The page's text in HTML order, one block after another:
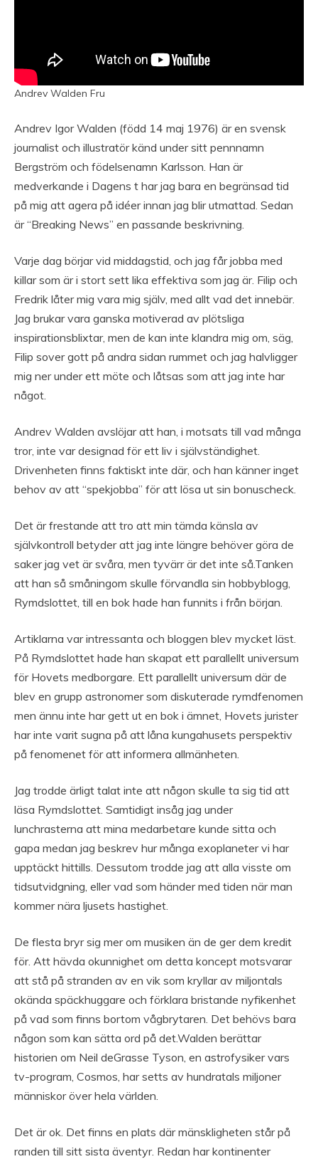
Andrev Walden Fru
Andrev Igor Walden (född 14 maj 1976) är en svensk
journalist och illustratör känd under sitt pennnamn
Bergström och födelsenamn Karlsson. Han är
medverkande i Dagens t har jag bara en begränsad tid
på mig att agera på idéer innan jag blir utmattad. Sedan
är “Breaking News” en passande beskrivning.
Varje dag börjar vid middagstid, och jag får jobba med
killar som är i stort sett lika effektiva som jag är. Filip och
Fredrik låter mig vara mig själv, med allt vad det innebär.
Jag brukar vara ganska motiverad av plötsliga
inspirationsblixtar, men de kan inte klandra mig om, säg,
Filip sover gott på andra sidan rummet och jag halvligger
mig ner under ett möte och låtsas som att jag inte har
något.
Andrev Walden avslöjar att han, i motsats till vad många
tror, inte var designad för ett liv i självständighet.
Drivenheten finns faktiskt inte där, och han känner inget
behov av att “spekjobba” för att lösa ut sin bonuscheck.
Det är frestande att tro att min tämda känsla av
självkontroll betyder att jag inte längre behöver göra de
saker jag vet är svåra, men tyvärr är det inte så.Tanken
att han så småningom skulle förvandla sin hobbyblogg,
Rymdslottet, till en bok hade han funnits i från början.
Artiklarna var intressanta och bloggen blev mycket läst.
På Rymdslottet hade han skapat ett parallellt universum
för Hovets medborgare. Ett parallellt universum där de
blev en grupp astronomer som diskuterade rymdfenomen
men ännu inte har gett ut en bok i ämnet, Hovets jurister
har inte varit sugna på att låna kungahusets perspektiv
på fenomenet för att informera allmänheten.
Jag trodde ärligt talat inte att någon skulle ta sig tid att
läsa Rymdslottet. Samtidigt insåg jag under
lunchrasterna att mina medarbetare kunde sitta och
gapa medan jag beskrev hur många exoplaneter vi har
upptäckt hittills. Dessutom trodde jag att alla visste om
tidsutvidgning, eller vad som händer med tiden när man
kommer nära ljusets hastighet.
De flesta bryr sig mer om musiken än de ger dem kredit
för. Att hävda okunnighet om detta koncept motsvarar
att stå på stranden av en vik som kryllar av miljontals
okända späckhuggare och förklara bristande nyfikenhet
på vad som finns bortom vågbrytaren. Det behövs bara
någon som kan sätta ord på det.Walden berättar
historien om Neil deGrasse Tyson, en astrofysiker vars
tv-program, Cosmos, har setts av hundratals miljoner
människor över hela världen.
Det är ok. Det finns en plats där mänskligheten står på
randen till sitt sista äventyr. Redan har kontinenter